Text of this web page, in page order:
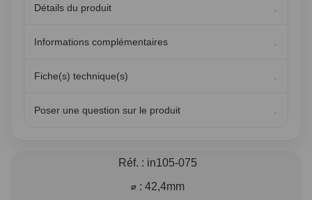
Détails du produit
Informations complémentaires
Fiche(s) technique(s)
Poser une question sur le produit
Réf. : in105-075
⌀ : 42,4mm